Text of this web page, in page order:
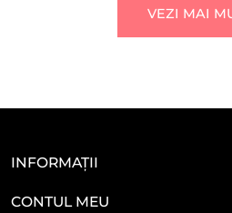
VEZI MAI
INFORMAȚII
CONTUL MEU